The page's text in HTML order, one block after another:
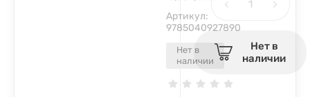
Нет в
наличии
Артикул:
9785040927890
Нет в
наличии